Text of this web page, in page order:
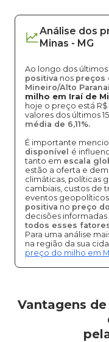
Análise dos
Minas - MG
Ao longo dos
positiva nos preços
Mineiro/Alto
milho em Iraí de
hoje o preço está
valores dos últimos
média de 6,11%.
É importante
disponível é
tanto em escala
estão a oferta e
climáticas, políticas
cambiais, custos de
eventos
positiva no preço
decisões
todos esses
Para uma análise
na região da sua
preço do milho em
Vantagens